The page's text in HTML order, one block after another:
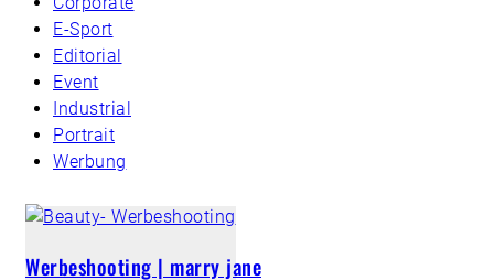
E-Sport
Editorial
Event
Industrial
Portrait
Werbung
Werbeshooting | marry jane